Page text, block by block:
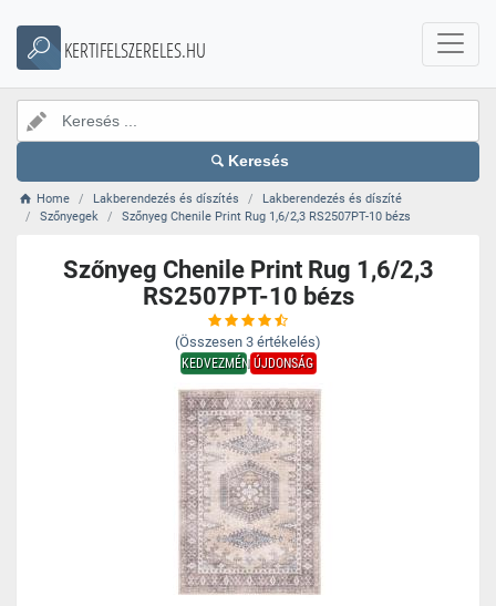
KERTIFELSZERELES.HU
Keresés
Home Lakberendezés és díszítés
Lakberendezés és díszíté
Szőnyegek
Szőnyeg Chenile Print Rug 1,6/2,3 RS2507PT-10 bézs
Szőnyeg Chenile Print Rug 1,6/2,3
RS2507PT-10 bézs
(Összesen 3 értékelés)
KEDVEZMÉNYÚJDONSÁG